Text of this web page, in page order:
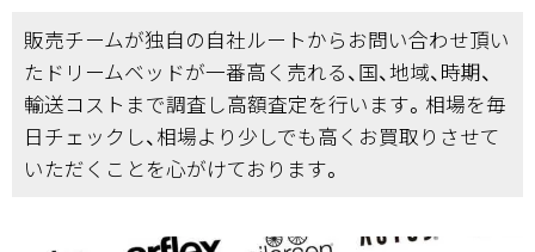
販売チームが独自の自社ルートからお問い合わせ頂い
たドリームベッドが一番高く売れる、国、地域、時期、
輸送コストまで調査し高額査定を行います。相場を毎
日チェックし、相場より少しでも高くお買取りさせて
いただくことを心がけております。